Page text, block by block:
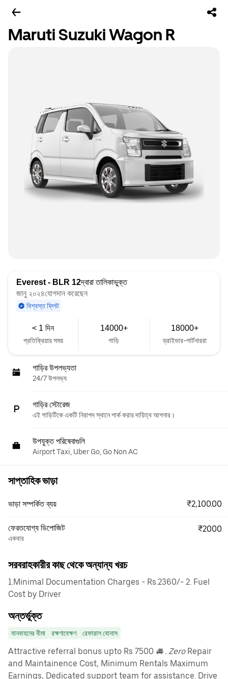
Maruti Suzuki Wagon R
Everest - BLR 12দ্বারা তালিকাভুক্ত
জানু ২০২৪যোগদান করেছেন
বিশ্বস্ত ফ্লিট
< 1 দিন
প্রতিক্রিয়ার সময়
14000+
গাড়ি
18000+
ড্রাইভার-পার্টনাররা
গাড়ির উপলভ্যতা
24/7 উপলভ্য
গাড়ির স্টোরেজ
এই গাড়িটিকে একটি নিরাপদ স্থানে পার্ক করার দায়িত্ব আপনার।
উপযুক্ত পরিষেবাগুলি
Airport Taxi, Uber Go, Go Non AC
সাপ্তাহিক ভাড়া
ভাড়া সম্পর্কিত ব্যয় ₹2,100.00
ফেরতযোগ্য ডিপোজিট
একবার
₹2000
সরবরাহকারীর কাছ থেকে অন্যান্য খরচ
1.Minimal Documentation Charges - Rs.2360/- 2. Fuel
Cost by Driver
অন্তর্ভুক্ত
যানবাহনের বীমা রক্ষণাবেক্ষণ রেফারাল বোনাস
Attractive referral bonus upto Rs 7500 🚘 . ZeroRepair
and Maintainence Cost, Minimum Rentals Maximum
Earnings, Dedicated support team for assistance. Drive